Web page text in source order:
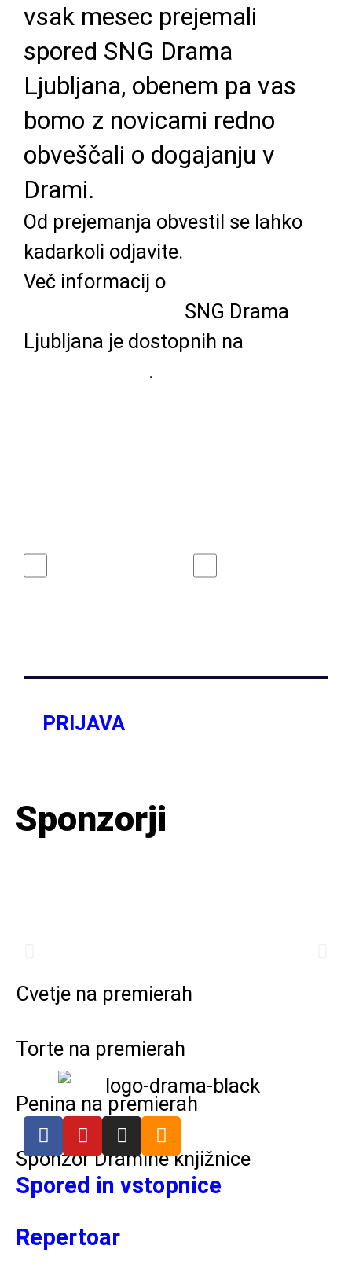
vsak mesec prejemali
spored SNG Drama
Ljubljana, obenem pa vas
bomo z novicami redno
obveščali o dogajanju v
Drami.
Od prejemanja obvestil se lahko
kadarkoli odjavite.
Več informacij o
SNG Drama
Ljubljana je dostopnih na
.
PRIJAVA
Sponzorji
Cvetje na premierah
Torte na premierah
Penina na premierah
Sponzor Dramine knjižnice
Spored in vstopnice
Repertoar